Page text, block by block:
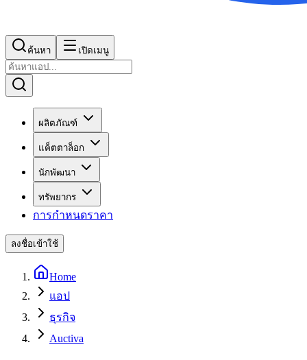
ค้นหา เปิดเมนู
ผลิตภัณฑ์
แค็ตตาล็อก
นักพัฒนา
ทรัพยากร
การกำหนดราคา
ลงชื่อเข้าใช้
Home
แอป
ธุรกิจ
Auctiva